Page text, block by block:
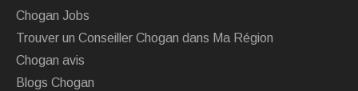
Chogan Jobs
Trouver un Conseiller Chogan dans Ma Région
Chogan avis
Blogs Chogan